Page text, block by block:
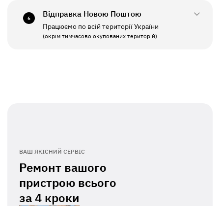
ПН - ПТ
СБ - НД
11:00 - 19:00
6 Відправка Новою Поштою
Працюємо по всій території України
(окрім тимчасово окупованих територій)
ВАШ ЯКІСНИЙ СЕРВІС
Ремонт вашого
пристрою всього
за4 кроки